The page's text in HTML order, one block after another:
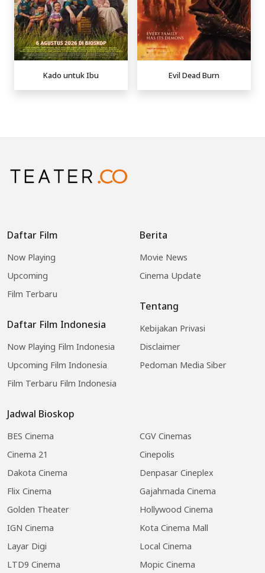
Kado untuk Ibu Evil Dead Burn
Daftar Film
Now Playing
Upcoming
Film Terbaru
Daftar Film Indonesia
Now Playing Film Indonesia
Upcoming Film Indonesia
Film Terbaru Film Indonesia
Jadwal Bioskop
BES Cinema
CGV Cinemas
Cinema 21
Cinepolis
Dakota Cinema
Denpasar Cineplex
Flix Cinema
Gajahmada Cinema
Golden Theater
Hollywood Cinema
IGN Cinema
Kota Cinema Mall
Layar Digi
Local Cinema
LTD9 Cinema
Mopic Cinema
Berita
Movie News
Cinema Update
Tentang
Kebijakan Privasi
Disclaimer
Pedoman Media Siber